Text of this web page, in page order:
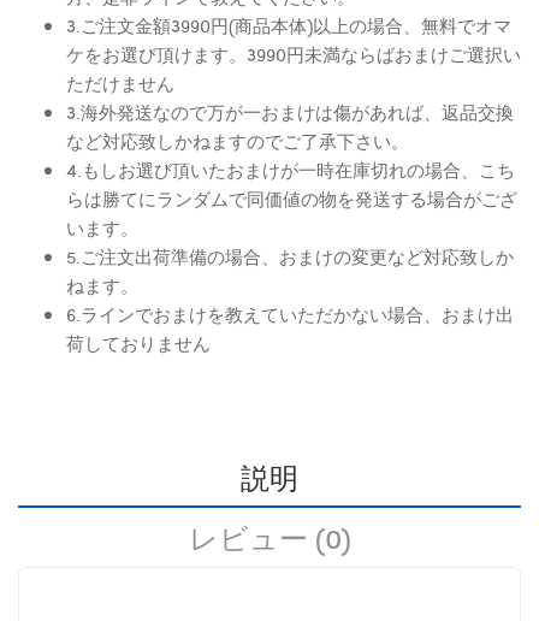
3.ご注文金額3990円(商品本体)以上の場合、無料でオマ
ケをお選び頂けます。3990円未満ならばおまけご選択い
ただけません
3.海外発送なので万が一おまけは傷があれば、返品交換
など対応致しかねますのでご了承下さい。
4.もしお選び頂いたおまけが一時在庫切れの場合、こち
らは勝てにランダムで同価値の物を発送する場合がござ
います。
5.ご注文出荷準備の場合、おまけの変更など対応致しか
ねます。
6.ラインでおまけを教えていただかない場合、おまけ出
荷しておりません
説明
レビュー (0)